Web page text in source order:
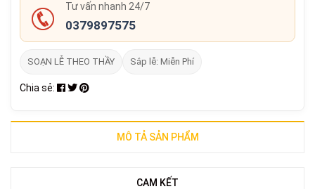
Tư vấn nhanh 24/7
0379897575
SOẠN LỄ THEO THẦY Sắp lễ: Miễn Phí
Chia sẻ:
MÔ TẢ SẢN PHẨM
CAM KẾT